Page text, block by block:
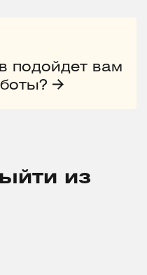
подойдет вам
из